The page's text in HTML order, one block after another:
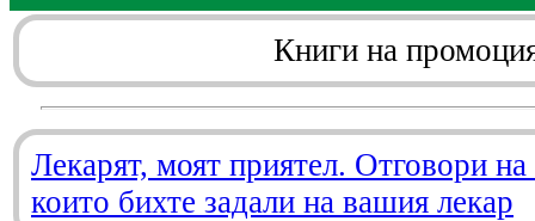
Книги на
Лекарят, моят приятел. Отговори
които бихте задали на вашия лекар